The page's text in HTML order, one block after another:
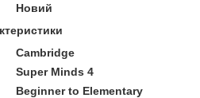
Новий
Cambridge
Super Minds 4
Beginner to Elementary